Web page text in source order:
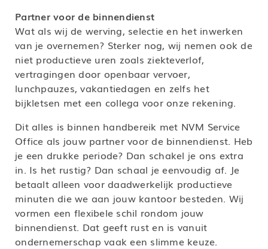
Partner voor de binnendienst
Wat als wij de werving, selectie en het inwerken
van je overnemen? Sterker nog, wij nemen ook de
niet productieve uren zoals ziekteverlof,
vertragingen door openbaar vervoer,
lunchpauzes, vakantiedagen en zelfs het
bijkletsen met een collega voor onze rekening.
Dit alles is binnen handbereik met NVM Service
Office als jouw partner voor de binnendienst. Heb
je een drukke periode? Dan schakel je ons extra
in. Is het rustig? Dan schaal je eenvoudig af. Je
betaalt alleen voor daadwerkelijk productieve
minuten die we aan jouw kantoor besteden. Wij
vormen een flexibele schil rondom jouw
binnendienst. Dat geeft rust en is vanuit
ondernemerschap vaak een slimme keuze.